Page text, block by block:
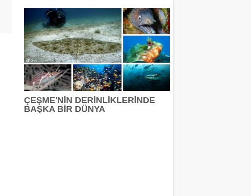
ÇEŞME'NİN DERİNLİKLERİNDE
BAŞKA BİR DÜNYA